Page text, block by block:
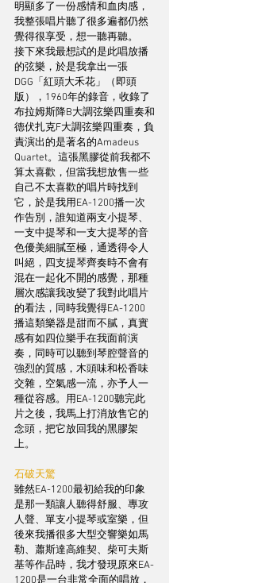
明顯多了一份感情和血肉感，
我整張唱片聽了很多遍都仍然
覺得很享受，想一聽再聽。
接下來我最想試的是此唱放播
的弦樂，於是我拿出一張
DGG「紅頭大禾花」（即頭
版），1960年的錄音，收錄了
布拉姆斯降B大調弦樂四重奏和
德伏扎克F大調弦樂四重奏，負
責演出的是著名的Amadeus
Quartet。這張黑膠從前我都不
算太喜歡，但當我想放售一些
自己不太喜歡的唱片時找到
它，於是我用EA-1200播一次
作告別，誰知道兩支小提琴、
一支中提琴和一支大提琴的音
色優美細膩至極，通透得令人
叫絕，四支提琴齊奏時不會有
混在一起化不開的感覺，那種
層次感讓我改變了我對此唱片
的看法，同時我覺得EA-1200
播這類樂器是甜而不膩，真實
感有如四位樂手在我面前演
奏，同時可以聽到琴腔聲音的
強烈的質感，木頭味和松香味
交雜，空氣感一流，亦予人一
種從容感。用EA-1200聽完此
片之後，我馬上打消放售它的
念頭，把它放回我的黑膠架
上。
石破天驚
雖然EA-1200最初給我的印象
是那一類讓人聽得舒服、專攻
人聲、單支小提琴或室樂，但
後來我播很多大型交響樂如馬
勒、蕭斯達高維契、柴可夫斯
基等作品時，我才發現原來EA-